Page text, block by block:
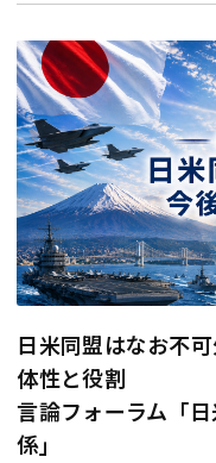
日米同盟はなお不可
体性と役割
言論フォーラム「
係」